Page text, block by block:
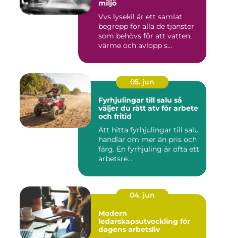
miljö
Vvs lysekil är ett samlat
begrepp för alla de tjänster
som behövs för att vatten,
värme och avlopp s...
05. jun
Fyrhjulingar till salu så
väljer du rätt atv för arbete
och fritid
Att hitta fyrhjulingar till salu
handlar om mer än pris och
färg. En fyrhjuling är ofta ett
arbetsre...
04. jun
Modern
ledarskapsutveckling för
dagens arbetsliv